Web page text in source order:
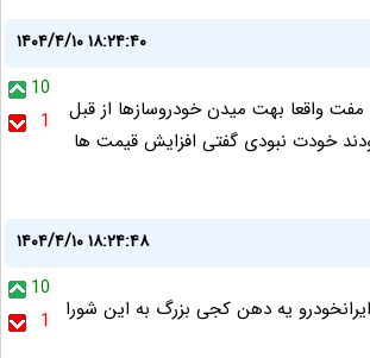
۱۴۰۴/۴/۱۰ ۱۸:۲۴:۴۰
10
1
واقعا بهت میدن خودروسازها از قبل
خودت نبودی گفتی افزایش قیمت ها
۱۴۰۴/۴/۱۰ ۱۸:۲۴:۴۸
10
1
یه دهن کجی بزرگ به این شورا